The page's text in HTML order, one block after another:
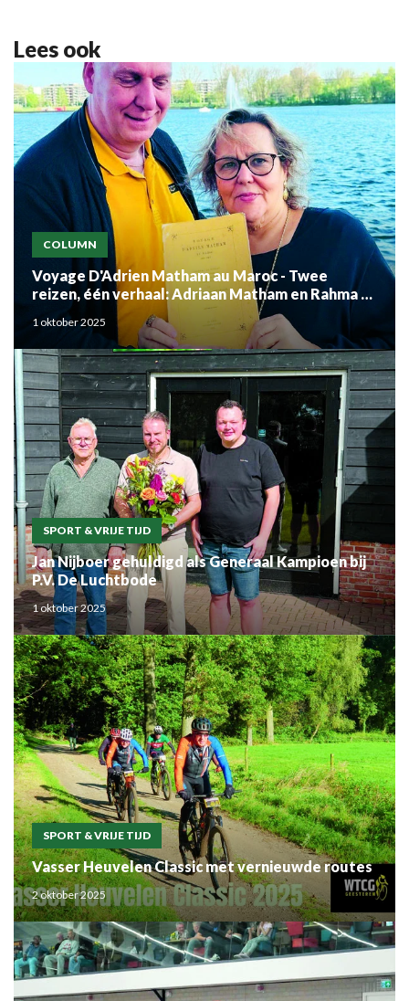
Lees ook
COLUMN
Voyage D'Adrien Matham au Maroc - Twee
reizen, één verhaal: Adriaan Matham en Rahma el
Mouden
1 oktober 2025
SPORT & VRIJE TIJD
Jan Nijboer gehuldigd als Generaal Kampioen bij
P.V. De Luchtbode
1 oktober 2025
SPORT & VRIJE TIJD
Vasser Heuvelen Classic met vernieuwde routes
2 oktober 2025